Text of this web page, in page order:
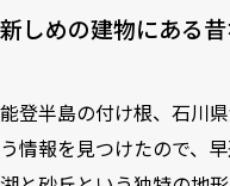
新しめの建物にある
能登半島の付け根、石川
う情報を見つけたので、